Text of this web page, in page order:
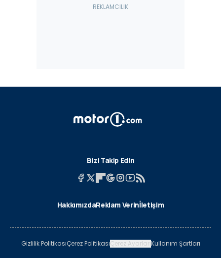
Bizi Takip Edin
HakkımızdaReklam Verinİletişim
Gizlilik PolitikasıÇerez PolitikasıÇerez AyarlarıKullanım Şartları